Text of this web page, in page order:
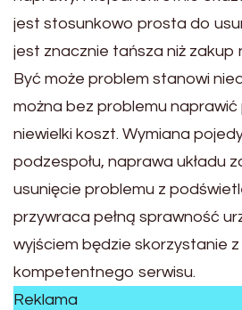
jest stosunkowo prosta do
jest znacznie tańsza niż zakup
Być może problem stanowi
można bez problemu
niewielki koszt. Wymiana
podzespołu, naprawa układu
usunięcie problemu z
przywraca pełną sprawność
wyjściem będzie skorzystanie z
kompetentnego serwisu.
Reklama